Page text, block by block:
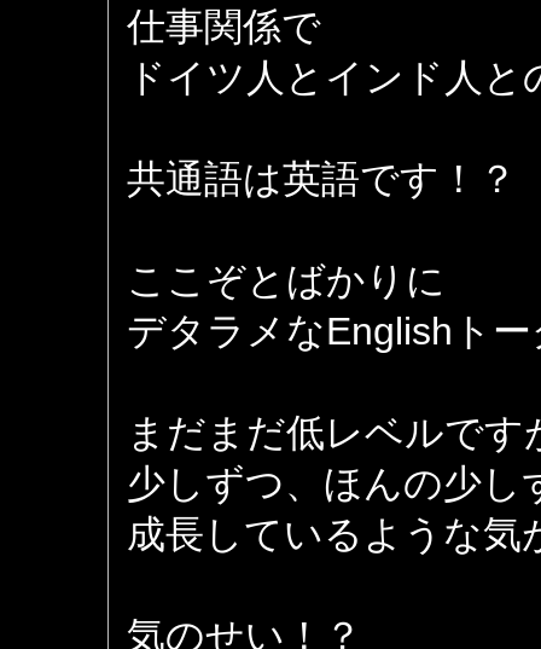
仕事関係で
ドイツ人とインド人
共通語は英語です！？
ここぞとばかりに
デタラメなEnglishト
まだまだ低レベルです
少しずつ、ほんの少し
成長しているような気
気のせい！？